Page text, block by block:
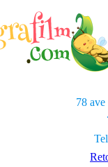
78 ave